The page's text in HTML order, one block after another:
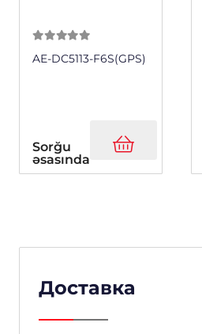
AE-DC5113-F6S(GPS)
Sorğu
əsasında
Доставка